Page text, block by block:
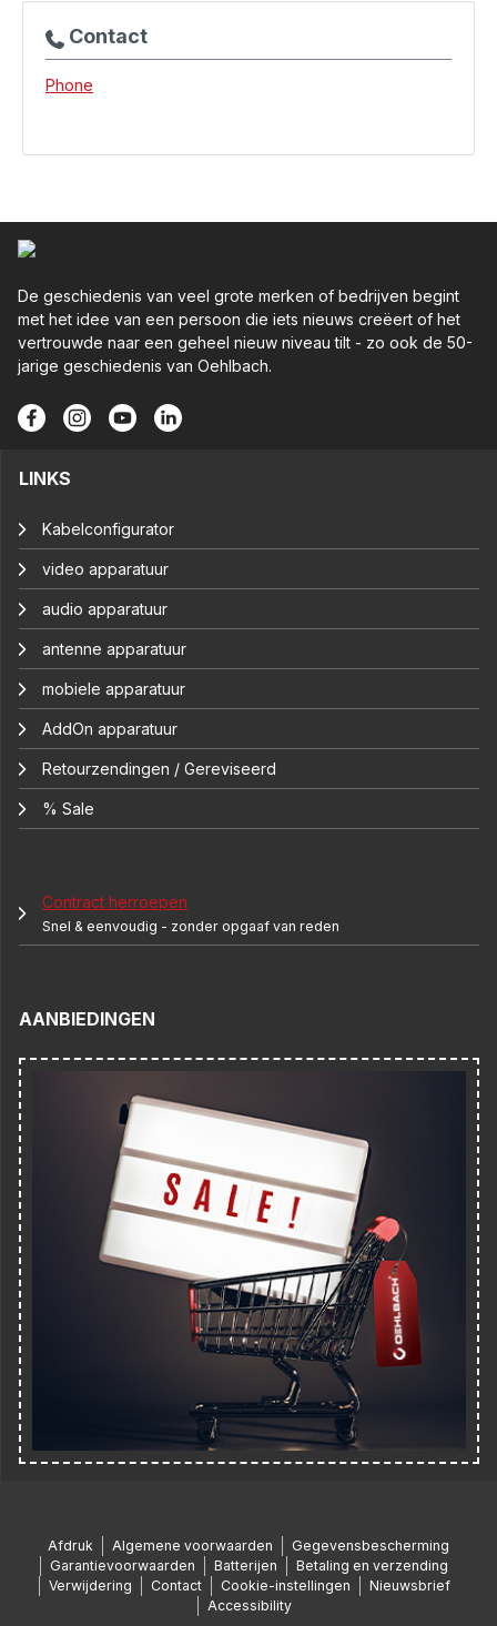
Contact
Phone
De geschiedenis van veel grote merken of bedrijven begint
met het idee van een persoon die iets nieuws creëert of het
vertrouwde naar een geheel nieuw niveau tilt - zo ook de 50-
jarige geschiedenis van Oehlbach.
LINKS
Kabelconfigurator
video apparatuur
audio apparatuur
antenne apparatuur
mobiele apparatuur
AddOn apparatuur
Retourzendingen / Gereviseerd
% Sale
Contract herroepen
Snel & eenvoudig - zonder opgaaf van reden
AANBIEDINGEN
Afdruk Algemene voorwaarden
Gegevensbescherming
Garantievoorwaarden
Batterijen
Betaling en verzending
Verwijdering
Contact Cookie-instellingen
Nieuwsbrief
Accessibility